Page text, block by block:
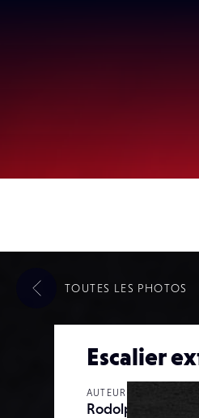
Escalier
AUTEUR
Rodolphe Franchi
TOUTES LES PHOTOS